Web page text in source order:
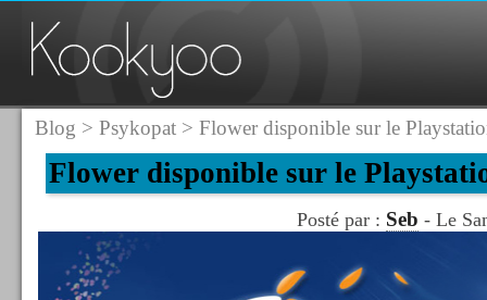
Blog > Psykopat> Flower disponible sur le
Flower disponible sur le
Posté par : Seb - Le